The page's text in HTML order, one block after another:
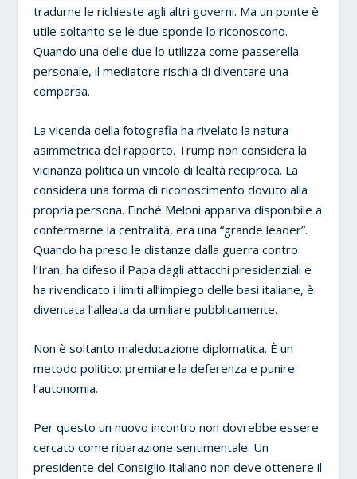
tradurne le richieste agli altri governi. Ma un ponte è
utile soltanto se le due sponde lo riconoscono.
Quando una delle due lo utilizza come passerella
personale, il mediatore rischia di diventare una
comparsa.
La vicenda della fotografia ha rivelato la natura
asimmetrica del rapporto. Trump non considera la
vicinanza politica un vincolo di lealtà reciproca. La
considera una forma di riconoscimento dovuto alla
propria persona. Finché Meloni appariva disponibile a
confermarne la centralità, era una “grande leader”.
Quando ha preso le distanze dalla guerra contro
l’Iran, ha difeso il Papa dagli attacchi presidenziali e
ha rivendicato i limiti all’impiego delle basi italiane, è
diventata l’alleata da umiliare pubblicamente.
Non è soltanto maleducazione diplomatica. È un
metodo politico: premiare la deferenza e punire
l’autonomia.
Per questo un nuovo incontro non dovrebbe essere
cercato come riparazione sentimentale. Un
presidente del Consiglio italiano non deve ottenere il